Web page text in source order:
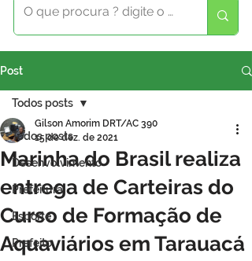
Post
Todos posts
Desenvolvimento
Prefeitura
Esporte
Prefeito
Todos posts
Marinha do Brasil realiza
entrega de Carteiras do
Curso de Formação de
Aquaviários em Tarauacá
Gilson Amorim DRT/AC 390
15 de dez. de 2021